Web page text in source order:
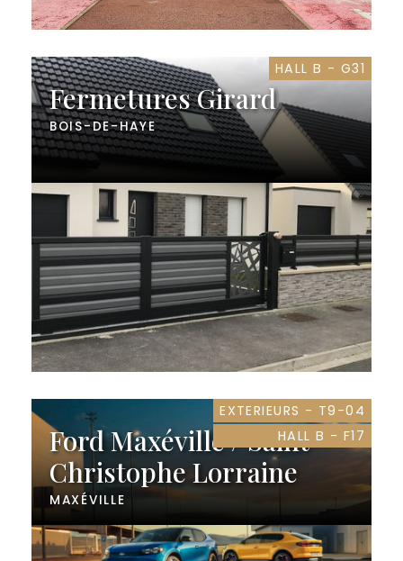
HALL B - G31
Fermetures Girard
BOIS-DE-HAYE
EXTERIEURS - T9-04
HALL B - F17
Ford Maxéville / Saint
Christophe Lorraine
MAXÉVILLE